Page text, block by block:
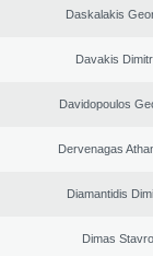
Daskalakis
Davakis
Davidopoulos
Dervenagas
Diamantidis
Dimas